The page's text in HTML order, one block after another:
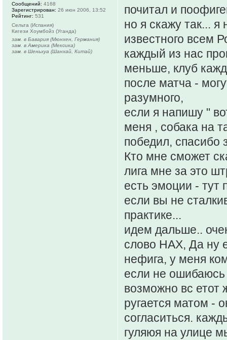
почитал и
но я скажу так...
известного всем
каждый из нас
меньше, клуб
после матча -
разумного,
если я напишу "
меня , собака на
победил, спасибо
Кто мне сможет
лига мне за это
есть эмоции - тут
если вы не
практике...
идем дальше..
слово НАХ, Да ну
нефига, у меня
если не
возможно вс етот
ругается матом -
согласиться.
гуляюя на улице
Сообщений: 4168
Зарегистрирован: 26 июн 2006, 13:52
Рейтинг: 531
Сельта (Испания)
Кигези Хоумбойз (Уганда)
зам. в Бавария (Мюнхен, Германия)
зам. в Америка (Мексика)
зам. в Шеньхуа (Шанхай, Китай)